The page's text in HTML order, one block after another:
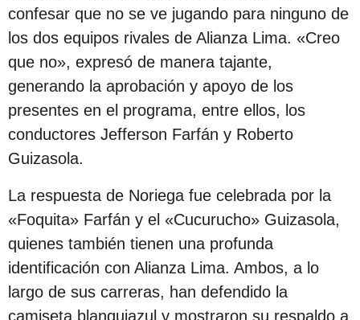
u
b
l
i
c
a
c
ó
n
confesar que no se ve jugando para ninguno de
los dos equipos rivales de Alianza Lima. «Creo
que no», expresó de manera tajante,
generando la aprobación y apoyo de los
presentes en el programa, entre ellos, los
conductores Jefferson Farfán y Roberto
Guizasola.
La respuesta de Noriega fue celebrada por la
«Foquita» Farfán y el «Cucurucho» Guizasola,
quienes también tienen una profunda
identificación con Alianza Lima. Ambos, a lo
largo de sus carreras, han defendido la
camiseta blanquiazul y mostraron su respaldo a